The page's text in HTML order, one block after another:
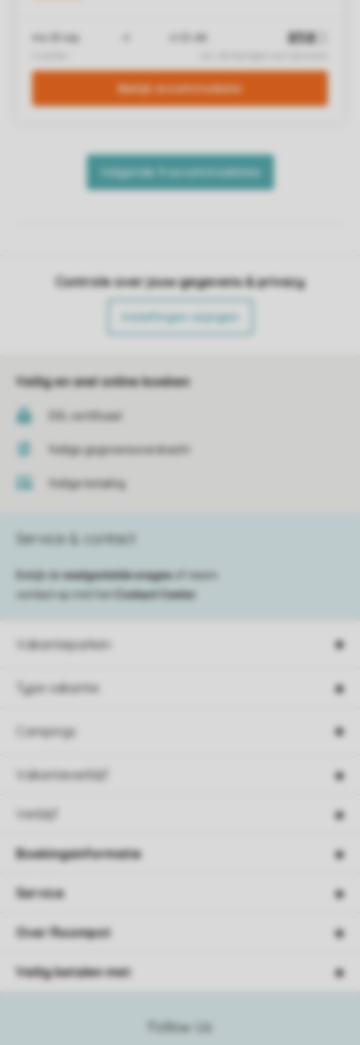
Controle over jouw gegevens & privacy
Instellingen wijzigen
Veilig en snel online boeken
SSL certificaat
Veilige gegevensoverdracht
Veilige betaling
Vakantieparken
Type vakantie
Campings
Vakantieverblijf
Verblijf
Service & contact
Bekijk de veelgestelde vragen
of neem
contact op met het
Contact Center
Follow Us
Boekingsinformatie
Service
Over Roompot
Veilig betalen met